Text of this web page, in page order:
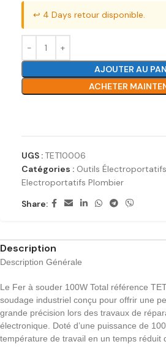
↩️ 4 Days retour disponible.
AJOUTER AU
ACHETER
UGS : TET10006
Catégories : Outils
Electroportatifs Plombier
Share:
Description
Description Générale
Le Fer à souder 100W Total référence
soudage industriel conçu pour offrir une
grande précision lors des travaux de
électronique. Doté d’une puissance de
température de travail en un temps réduit